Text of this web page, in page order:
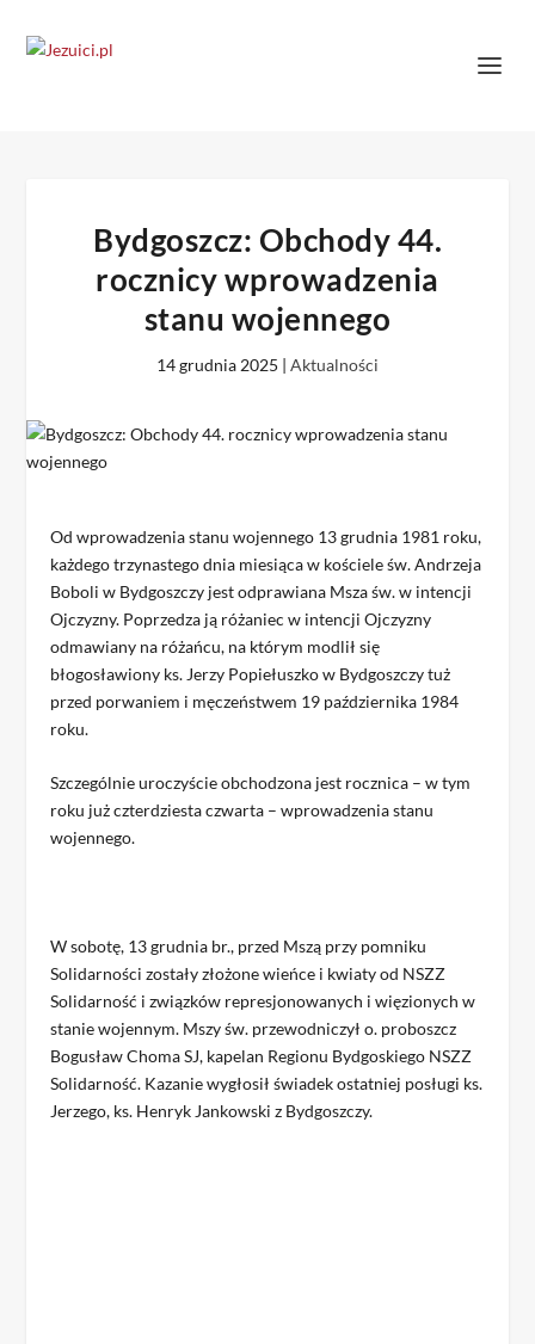
Bydgoszcz: Obchody 44.
rocznicy wprowadzenia
stanu wojennego
14 grudnia 2025 | Aktualności
Od wprowadzenia stanu wojennego 13 grudnia 1981 roku,
każdego trzynastego dnia miesiąca w kościele św. Andrzeja
Boboli w Bydgoszczy jest odprawiana Msza św. w intencji
Ojczyzny. Poprzedza ją różaniec w intencji Ojczyzny
odmawiany na różańcu, na którym modlił się
błogosławiony ks. Jerzy Popiełuszko w Bydgoszczy tuż
przed porwaniem i męczeństwem 19 października 1984
roku.
Szczególnie uroczyście obchodzona jest rocznica – w tym
roku już czterdziesta czwarta – wprowadzenia stanu
wojennego.
W sobotę, 13 grudnia br., przed Mszą przy pomniku
Solidarności zostały złożone wieńce i kwiaty od NSZZ
Solidarność i związków represjonowanych i więzionych w
stanie wojennym. Mszy św. przewodniczył o. proboszcz
Bogusław Choma SJ, kapelan Regionu Bydgoskiego NSZZ
Solidarność. Kazanie wygłosił świadek ostatniej posługi ks.
Jerzego, ks. Henryk Jankowski z Bydgoszczy.